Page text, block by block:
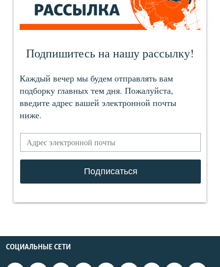
СОЦИАЛЬНЫЕ СЕТИ